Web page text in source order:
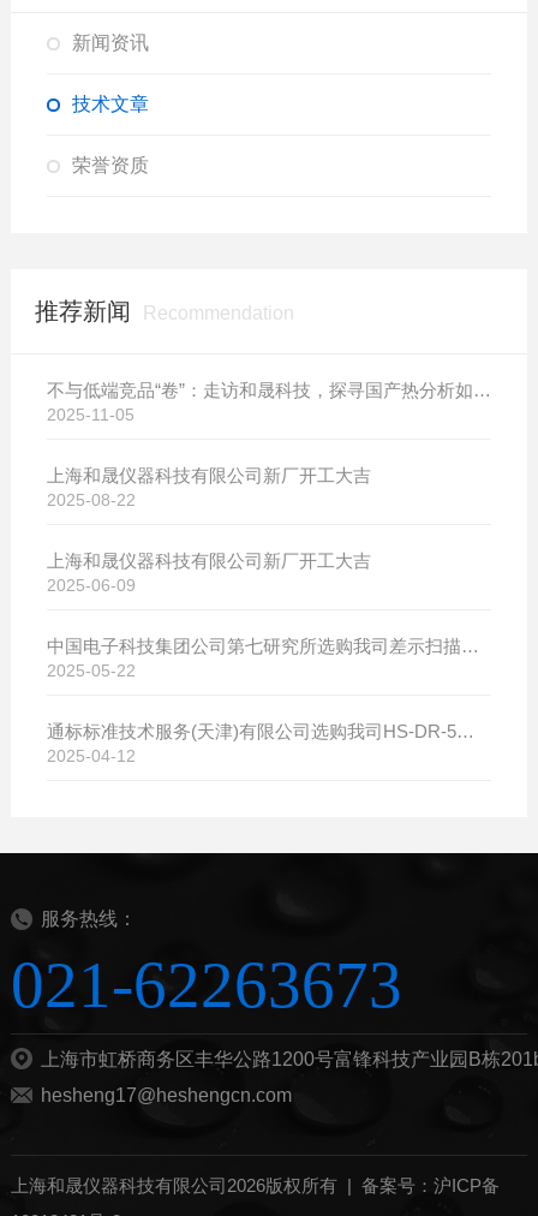
新闻资讯
技术文章
荣誉资质
推荐新闻 Recommendation
不与低端竞品“卷”：走访和晟科技，探寻国产热分析如何行稳致远
2025-11-05
上海和晟仪器科技有限公司新厂开工大吉
2025-08-22
上海和晟仪器科技有限公司新厂开工大吉
2025-06-09
中国电子科技集团公司第七研究所选购我司差示扫描量热仪
2025-05-22
通标标准技术服务(天津)有限公司选购我司HS-DR-5导热系数测试仪
2025-04-12
服务热线：
021-62263673
上海市虹桥商务区丰华公路1200号富锋科技产业园B栋
hesheng17@heshengcn.com
上海和晟仪器科技有限公司2026版权所有 | 备案号：沪ICP备